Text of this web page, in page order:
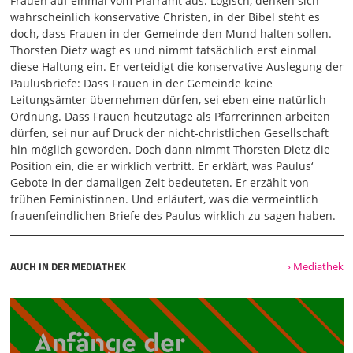
tun. Über Frauen zu reden, die predigen,
02:03
die in Gemeinde lehren und leiten, kann man. Man kann
über die reden. Ob man noch besser predigen könnte, ob
man noch konzentrierter leitet, ob man noch
kommunikativer mit Menschen umgeht. Natürlich muss es
Kritik geben können. Aber Kritik ist nicht gleich Kritik. Und
über einen Menschen zu sagen, deine ganze Berufung ist
eine Illusion, dass du hier überhaupt redest, ist gegen
Gott. Es ist gegen Gottes Wille, es ist unbiblisch und es ist
ein falsches Zeugnis. Das ist keine Kleinigkeit. Das ist ein
schwerwiegender Angriff auf die Integrität von Menschen,
die sich berufen, wissen, die sich geführt glauben und die
mit ihrem ganzen Herzen ihre Arbeit, ihren Dienst
03:05
überhaupt? Das ist das erste. Wir leben heute in einer Zeit,
wo wir an vielen Stellen merken, in Politik, Gesellschaft und
Kirche, dass Risse tiefer werden. Dass sie in Wertfragen
wahrscheinlich konservative Christen, in der Bibel steht es
doch, dass Frauen in der Gemeinde den Mund halten sollen.
Thorsten Dietz wagt es und nimmt tatsächlich erst einmal
diese Haltung ein. Er verteidigt die konservative Auslegung der
Paulusbriefe: Dass Frauen in der Gemeinde keine
Leitungsämter übernehmen dürfen, sei eben eine natürlich
Ordnung. Dass Frauen heutzutage als Pfarrerinnen arbeiten
dürfen, sei nur auf Druck der nicht-christlichen Gesellschaft
hin möglich geworden. Doch dann nimmt Thorsten Dietz die
Position ein, die er wirklich vertritt. Er erklärt, was Paulus‘
Gebote in der damaligen Zeit bedeuteten. Er erzählt von
frühen Feministinnen. Und erläutert, was die vermeintlich
frauenfeindlichen Briefe des Paulus wirklich zu sagen haben.
AUCH IN DER MEDIATHEK › Mediathek